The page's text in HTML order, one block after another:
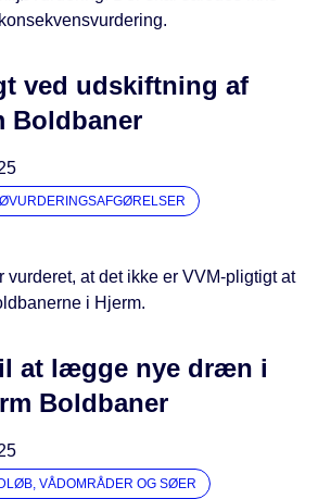
ved udskiftning af
Boldbaner
vurderet, at det ikke er VVM-pligtigt at
i Hjerm.
at lægge nye dræn i
Boldbaner
VÅDOMRÅDER OG SØER